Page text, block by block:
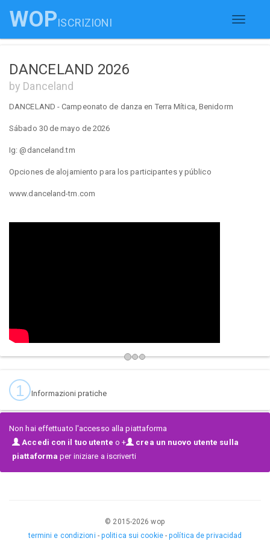
Toggle
WOPISCRIZIONI
DANCELAND 2026
by Danceland
DANCELAND - Campeonato de danza en Terra Mítica, Benidorm
Sábado 30 de mayo de 2026
Ig: @danceland.tm
Opciones de alojamiento para los participantes y público
www.danceland-tm.com
1 Informazioni pratiche
Non hai effettuato l'accesso alla piattaforma
Accedi con il tuo utente o +
crea un nuovo utente sulla
piattaforma per iniziare a iscriverti
© 2015-2026 wop
termini e condizioni - politica sui cookie-política de privacidad